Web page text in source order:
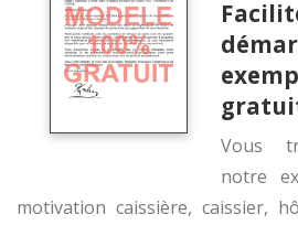
Vous
notre
motivation caissière, caissier,